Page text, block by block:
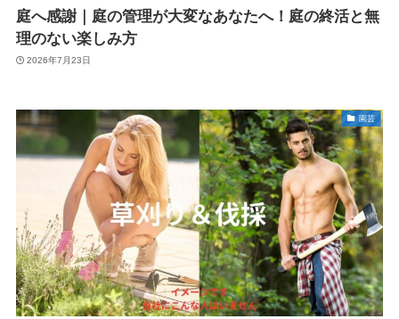
庭へ感謝｜庭の管理が大変なあなたへ！庭の終活と無
理のない楽しみ方
2026年7月23日
園芸